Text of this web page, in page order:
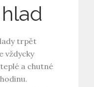
trpět
vždycky
a chutné